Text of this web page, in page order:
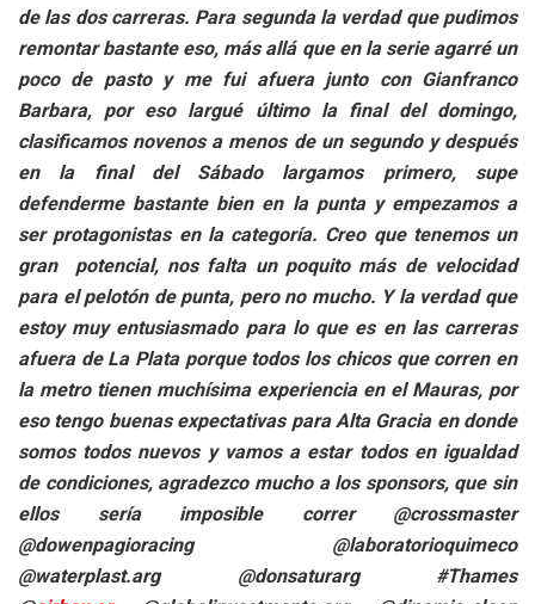
de las dos carreras. Para segunda la verdad que pudimos
remontar bastante eso, más allá que en la serie agarré un
poco de pasto y me fui afuera junto con Gianfranco
Barbara, por eso largué último la final del domingo,
clasificamos novenos a menos de un segundo y después
en la final del Sábado largamos primero, supe
defenderme bastante bien en la punta y empezamos a
ser protagonistas en la categoría. Creo que tenemos un
gran potencial, nos falta un poquito más de velocidad
para el pelotón de punta, pero no mucho. Y la verdad que
estoy muy entusiasmado para lo que es en las carreras
afuera de La Plata porque todos los chicos que corren en
la metro tienen muchísima experiencia en el Mauras, por
eso tengo buenas expectativas para Alta Gracia en donde
somos todos nuevos y vamos a estar todos en igualdad
de condiciones, agradezco mucho a los sponsors, que sin
ellos sería imposible correr @crossmaster
@dowenpagioracing @laboratorioquimeco
@waterplast.arg @donsaturarg #Thames